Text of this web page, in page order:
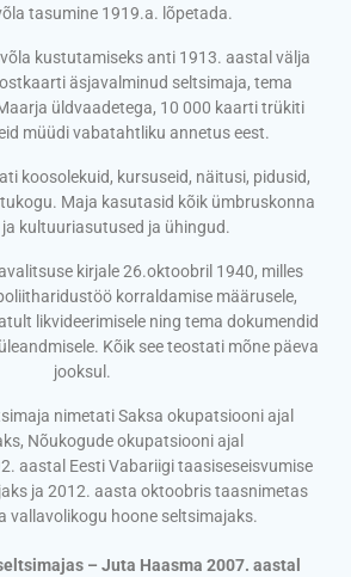
tasumine 1919.a. lõpetada.
kustutamiseks anti 1913. aastal välja
äsjavalminud seltsimaja, tema
üldvaadetega, 10 000 kaarti trükiti
müüdi vabatahtliku annetus eest.
koosolekuid, kursuseid, näitusi, pidusid,
Maja kasutasid kõik ümbruskonna
ja kultuuriasutused ja ühingud.
kirjale 26.oktoobril 1940, milles
korraldamise määrusele,
likvideerimisele ning tema dokumendid
Kõik see teostati mõne päeva
jooksul.
nimetati Saksa okupatsiooni ajal
Nõukogude okupatsiooni ajal
aastal Eesti Vabariigi taasiseseisvumise
ja 2012. aasta oktoobris taasnimetas
vallavolikogu hoone seltsimajaks.
– Juta Haasma 2007. aastal